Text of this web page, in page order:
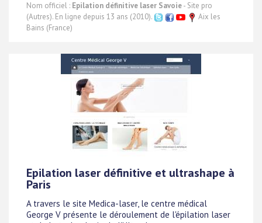
Nom officiel : Epilation définitive laser Savoie- Site pro
(Autres). En ligne depuis 13 ans (2010).
Aix les
Bains (France)
Epilation laser définitive et ultrashape à
Paris
A travers le site Medica-laser, le centre médical
George V présente le déroulement de l'épilation laser